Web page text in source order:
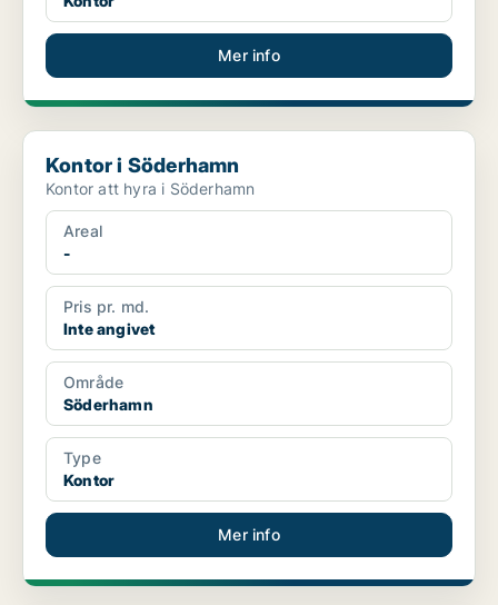
Mer info
Kontor i Söderhamn
Kontor i Söderhamn
Kontor att hyra i Söderhamn
Areal
-
Pris pr. md.
Inte angivet
Område
Söderhamn
Type
Kontor
Mer info